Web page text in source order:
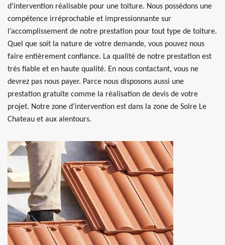
d’intervention réalisable pour une toiture. Nous possédons une
compétence irréprochable et impressionnante sur
l’accomplissement de notre prestation pour tout type de toiture.
Quel que soit la nature de votre demande, vous pouvez nous
faire entièrement confiance. La qualité de notre prestation est
très fiable et en haute qualité. En nous contactant, vous ne
devrez pas nous payer. Parce nous disposons aussi une
prestation gratuite comme la réalisation de devis de votre
projet. Notre zone d’intervention est dans la zone de Solre Le
Chateau et aux alentours.